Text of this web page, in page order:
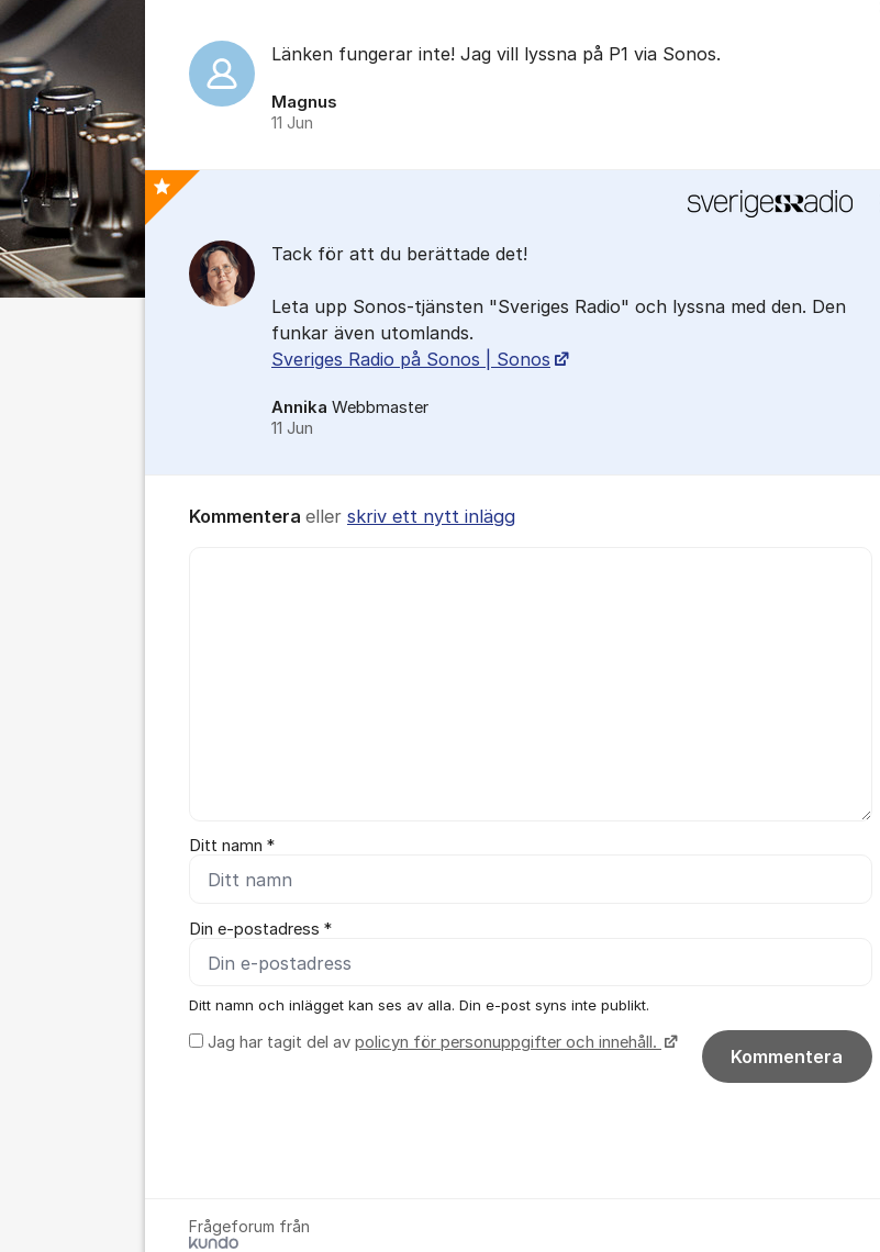
Länken fungerar inte! Jag vill lyssna på P1 via Sonos.
Magnus
11 Jun
Tack för att du berättade det!
Leta upp Sonos-tjänsten "Sveriges Radio" och lyssna med den. Den
funkar även utomlands.
Sveriges Radio på Sonos | Sonos
Annika Webbmaster
11 Jun
Bästa svaret
Kommentera eller skriv ett nytt inlägg
Ditt namn *
Din e-postadress *
Ditt namn och inlägget kan ses av alla. Din e-post syns inte publikt.
Jag har tagit del av policyn för personuppgifter och innehåll.
Kommentera
Frågeforum från